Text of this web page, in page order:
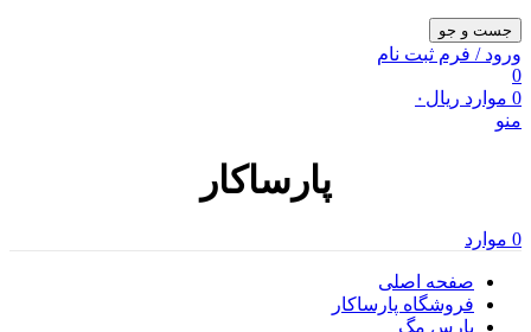
جست و جو
ورود / فرم ثبت نام
0
0 موارد ریال ۰
منو
پارساکار
0 موارد
صفحه اصلی
فروشگاه پارساکار
پارس مگ